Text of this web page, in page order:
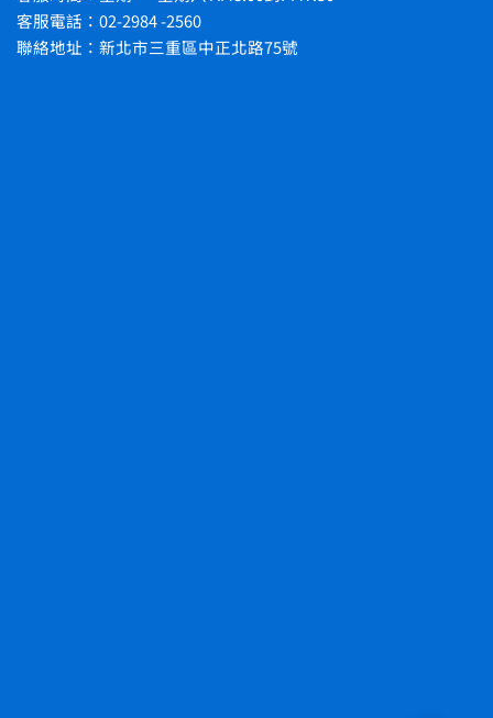
客服電話：02-2984 -2560
聯絡地址：新北市三重區中正北路75號